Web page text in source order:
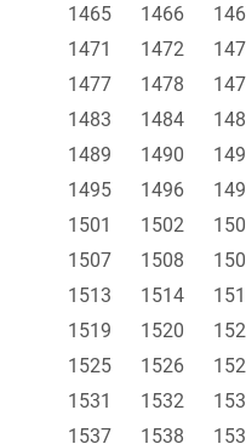
1465
1466
1471
1472
1477
1478
1483
1484
1489
1490
1495
1496
1501
1502
1507
1508
1513
1514
1519
1520
1525
1526
1531
1532
1537
1538